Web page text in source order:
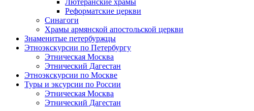
Реформатские церкви
Синагоги
Храмы армянской апостольской церкви
Знаменитые петербуржцы
Этноэкскурсии по Петербургу
Этническая Москва
Этнический Дагестан
Этноэкскурсии по Москве
Туры и эксурсии по России
Этническая Москва
Этнический Дагестан